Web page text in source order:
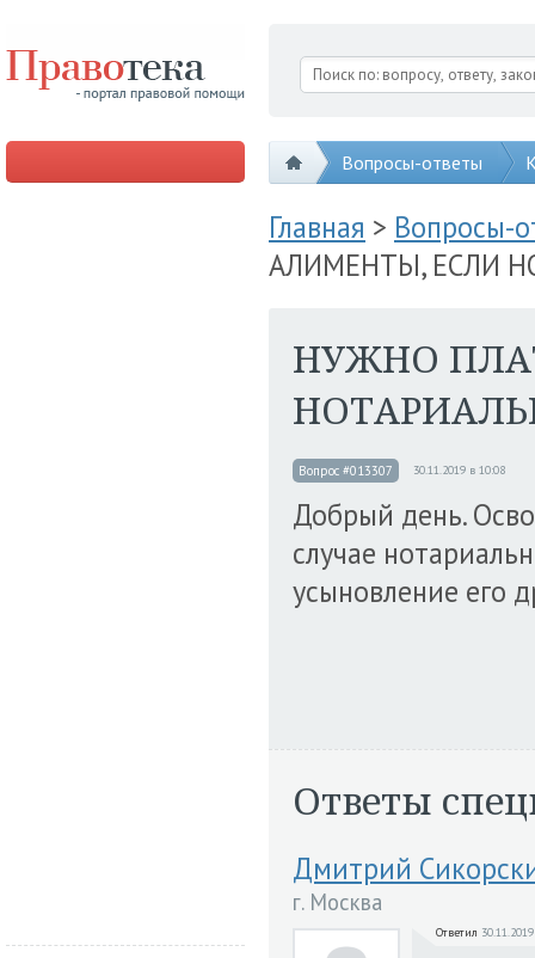
Вопросы-ответы
Главная > Вопросы-
АЛИМЕНТЫ, ЕСЛИ
НУЖНО
Вопрос #013307 30.11.2019 в 10:08
Добрый день.
случае
усыновление его
Ответы
Дмитрий
г. Москва
Ответил